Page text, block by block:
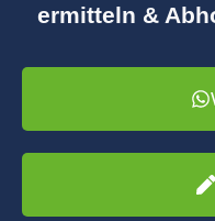
ermitteln &